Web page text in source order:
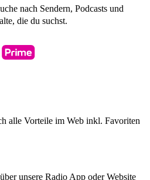
nach Sendern, Podcasts und
die du suchst.
alle Vorteile im Web inkl. Favoriten
unsere Radio App oder Website